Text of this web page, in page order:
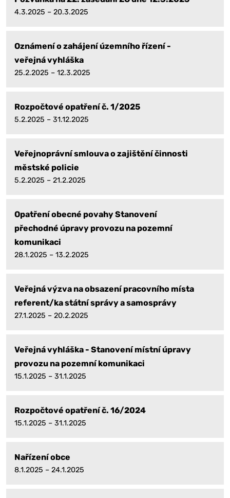
4.3.2025 – 20.3.2025
Oznámení o zahájení územního řízení -
veřejná vyhláška
25.2.2025 – 12.3.2025
Rozpočtové opatření č. 1/2025
5.2.2025 – 31.12.2025
Veřejnoprávní smlouva o zajištění činnosti
městské policie
5.2.2025 – 21.2.2025
Opatření obecné povahy Stanovení
přechodné úpravy provozu na pozemní
komunikaci
28.1.2025 – 13.2.2025
Veřejná výzva na obsazení pracovního místa
referent/ka státní správy a samosprávy
27.1.2025 – 20.2.2025
Veřejná vyhláška - Stanovení místní úpravy
provozu na pozemní komunikaci
15.1.2025 – 31.1.2025
Rozpočtové opatření č. 16/2024
15.1.2025 – 31.1.2025
Nařízení obce
8.1.2025 – 24.1.2025